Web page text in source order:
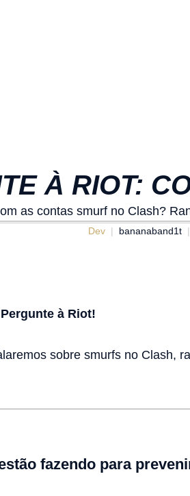
À RIOT:
as contas smurf no Clash?
Dev bananaband1t
à Riot!
sobre smurfs no Clash,
fazendo para